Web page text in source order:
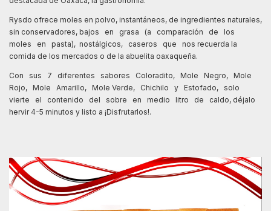
Rysdo ofrece moles en polvo, instantáneos, de ingredientes naturales,
sin conservadores, bajos en grasa (a comparación de los
moles en pasta), nostálgicos, caseros que nos recuerda la
comida de los mercados o de la abuelita oaxaqueña.
Con sus 7 diferentes sabores Coloradito, Mole Negro, Mole
Rojo, Mole Amarillo, Mole Verde, Chichilo y Estofado, solo
vierte el contenido del sobre en medio litro de caldo, déjalo
hervir 4-5 minutos y listo a ¡Disfrutarlos!.